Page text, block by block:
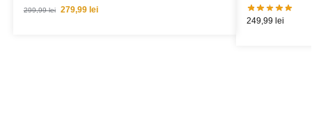
299,99lei 279,99 lei
249,99 lei